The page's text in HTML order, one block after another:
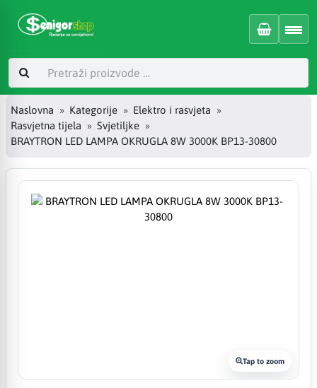
Naslovna Kategorije
Elektro i rasvjeta
Rasvjetna tijela
Svjetiljke
BRAYTRON LED LAMPA OKRUGLA 8W 3000K BP13-30800
Tap to zoom